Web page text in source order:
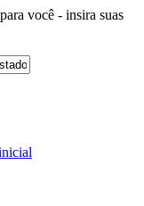
você - insira suas